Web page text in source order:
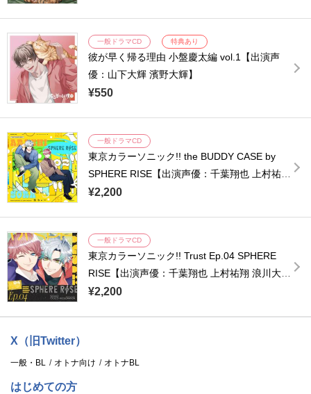
一般ドラマCD 特典あり
彼が早く帰る理由 小盤慶太編 vol.1【出演声
優：山下大輝 濱野大輝】
¥550
一般ドラマCD
東京カラーソニック!! the BUDDY CASE by
SPHERE RISE【出演声優：千葉翔也 上村祐翔
安田陸矢 濱野大輝】
¥2,200
一般ドラマCD
東京カラーソニック!! Trust Ep.04 SPHERE
RISE【出演声優：千葉翔也 上村祐翔 浪川大輔
橘龍丸 濱野大輝】
¥2,200
X（旧Twitter）
一般・BL オトナ向け オトナBL
はじめての方